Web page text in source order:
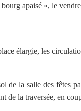
apaisé », le
élargie, les
la salle des fêtes
la traversée, en